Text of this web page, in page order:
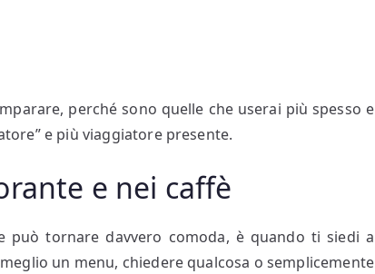
perché sono quelle che userai più spesso e
e più viaggiatore presente.
e nei caffè
può tornare davvero comoda, è quando ti siedi a
un menu, chiedere qualcosa o semplicemente